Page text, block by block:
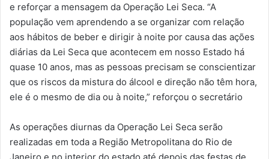
e reforçar a mensagem da Operação Lei Seca. “A
população vem aprendendo a se organizar com relação
aos hábitos de beber e dirigir à noite por causa das ações
diárias da Lei Seca que acontecem em nosso Estado há
quase 10 anos, mas as pessoas precisam se conscientizar
que os riscos da mistura do álcool e direção não têm hora,
ele é o mesmo de dia ou à noite,” reforçou o secretário
As operações diurnas da Operação Lei Seca serão
realizadas em toda a Região Metropolitana do Rio de
Janeiro e no interior do estado até depois das festas de